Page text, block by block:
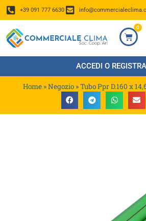
+39 091 777 6630
0
ACCEDI O
Home»Negozio»Tubo Ppr D.160 x